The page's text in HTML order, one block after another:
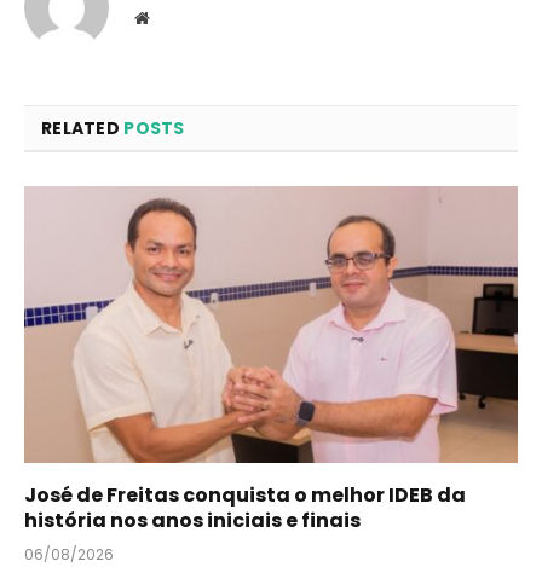
Website
RELATED POSTS
José de Freitas conquista o melhor IDEB da
história nos anos iniciais e finais
06/08/2026